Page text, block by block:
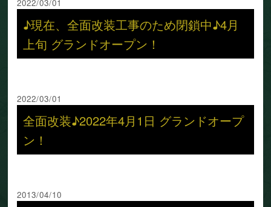
2022/03/01
♪現在、全面改装工事のため閉鎖中♪4月
上旬 グランドオープン！
2022/03/01
全面改装♪2022年4月1日 グランドオープ
ン！
2013/04/10